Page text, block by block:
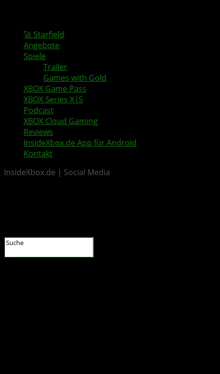
🚀 Starfield
Angebote
Spiele
Trailer
Games with Gold
XBOX Game Pass
XBOX Series X|S
Podcast
XBOX Cloud Gaming
Reviews
InsideXbox.de App für Android
Kontakt
InsideXbox.de | Social Media